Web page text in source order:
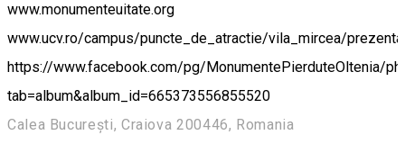
www.monumenteuitate.org
www.ucv.ro/campus/puncte_de_atractie/vila_mircea/
https://www.facebook.com/pg/MonumentePierduteOltenia/
tab=album&album_id=665373556855520
Calea București, Craiova 200446, Romania